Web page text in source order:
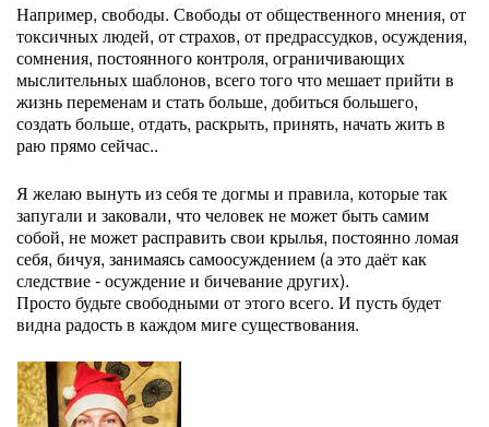
Например, свободы. Свободы от общественного мнения, от
токсичных людей, от страхов, от предрассудков, осуждения,
сомнения, постоянного контроля, ограничивающих
мыслительных шаблонов, всего того что мешает прийти в
жизнь переменам и стать больше, добиться большего,
создать больше, отдать, раскрыть, принять, начать жить в
раю прямо сейчас..
Я желаю вынуть из себя те догмы и правила, которые так
запугали и заковали, что человек не может быть самим
собой, не может расправить свои крылья, постоянно ломая
себя, бичуя, занимаясь самоосуждением (а это даёт как
следствие - осуждение и бичевание других).
Просто будьте свободными от этого всего. И пусть будет
видна радость в каждом миге существования.